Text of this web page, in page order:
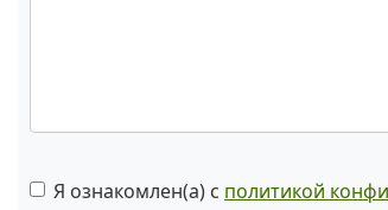
Я ознакомлен(а) с политикой